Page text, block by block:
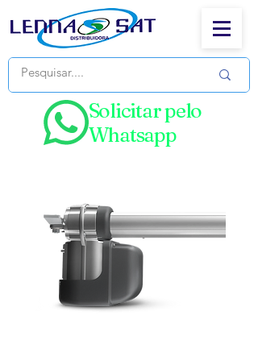
Solicitar pelo
Whatsapp